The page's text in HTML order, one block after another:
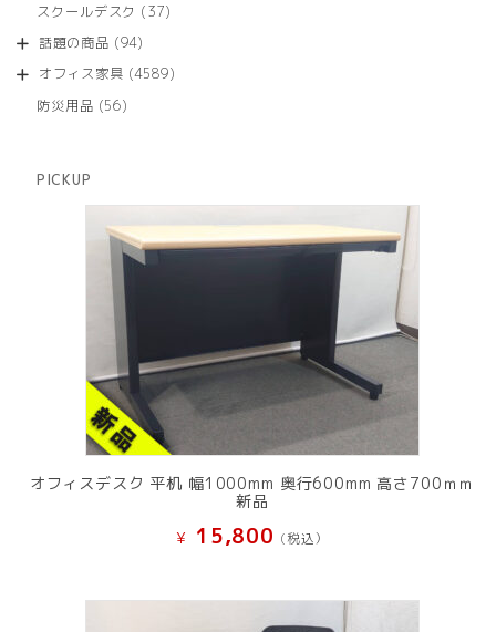
スクールデスク 3737
商
話題の商品 9494
の
オフィス家具 45894589
防災用品 5656
PICKUP
オフィスデスク 平机 幅1000mm 奥行600mm 高さ700ｍｍ
新品
¥ 15,800 (税込）